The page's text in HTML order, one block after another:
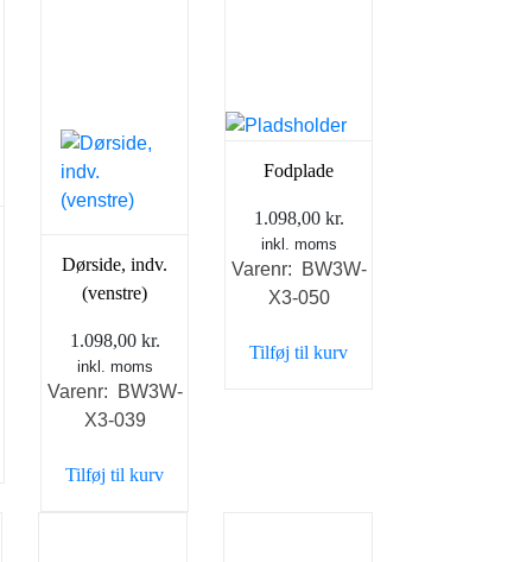
Dørside, indv.
(venstre)
1.098,00 kr.
inkl. moms
Varenr: BW3W-
X3-039
Tilføj til kurv
Fodplade
1.098,00 kr.
inkl. moms
Varenr: BW3W-
X3-050
Tilføj til kurv